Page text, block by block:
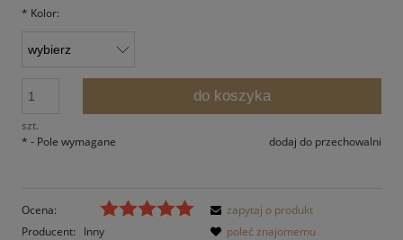
* Kolor:
szt.
do koszyka
dodaj do przechowalni
* - Pole wymagane
Ocena:
Producent:
Inny
zapytaj o produkt
poleć znajomemu